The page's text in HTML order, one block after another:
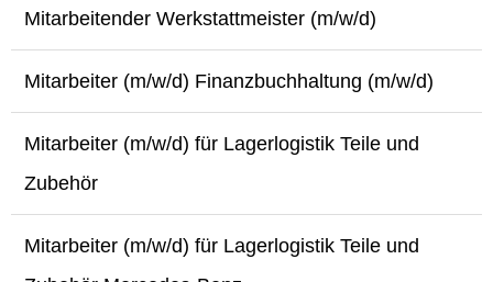
Mitarbeitender Werkstattmeister (m/w/d)
Mitarbeiter (m/w/d) Finanzbuchhaltung (m/w/d)
Mitarbeiter (m/w/d) für Lagerlogistik Teile und
Zubehör
Mitarbeiter (m/w/d) für Lagerlogistik Teile und